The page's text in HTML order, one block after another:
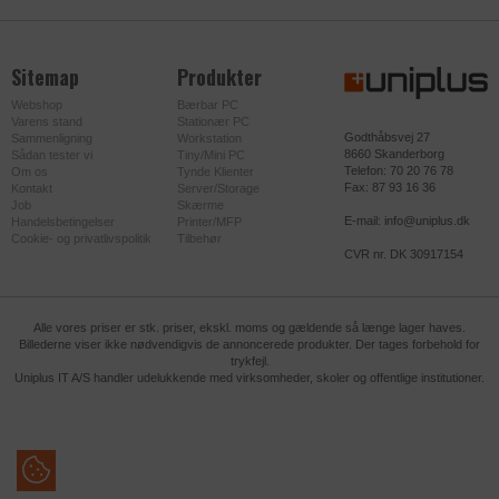
Udløb
Navn _gid
uniplus.dk
Privatlivspolitik https://privacy.microsoft.com/da-
dk/privacystatement
Udløb Session
ads/ga-audiences
Udbyder google.com
Formål
Anvendes af Facebook til at levere en
række reklameprodukter, som
Sitemap
Webshop
Varens stand
Sammenligning
Sådan tester vi
Om os
Kontakt
Job
Handelsbetingelser
Cookie- og privatlivspolitik
Produkter
Bærbar PC
Stationær PC
Workstation
Tiny/Mini PC
Tynde Klienter
Server/Storage
Skærme
Printer/MFP
Tilbehør
Godthåbsvej 27
8660 Skanderborg
Telefon: 70 20 76 78
Fax: 87 93 16 36
E-mail: info@uniplus.dk
CVR nr. DK 30917154
Alle vores priser er stk. priser, ekskl. moms og gældende så længe lager haves.
Billederne viser ikke nødvendigvis de annoncerede produkter. Der tages forbehold for
trykfejl.
Uniplus IT A/S handler udelukkende med virksomheder, skoler og offentlige institutioner.